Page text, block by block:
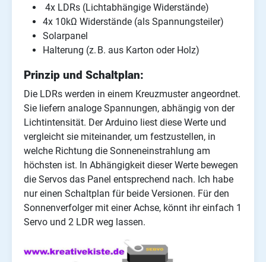
4x LDRs (Lichtabhängige Widerstände)
4x 10kΩ Widerstände (als Spannungsteiler)
Solarpanel
Halterung (z. B. aus Karton oder Holz)
Prinzip und Schaltplan:
Die LDRs werden in einem Kreuzmuster angeordnet.
Sie liefern analoge Spannungen, abhängig von der
Lichtintensität. Der Arduino liest diese Werte und
vergleicht sie miteinander, um festzustellen, in
welche Richtung die Sonneneinstrahlung am
höchsten ist. In Abhängigkeit dieser Werte bewegen
die Servos das Panel entsprechend nach. Ich habe
nur einen Schaltplan für beide Versionen. Für den
Sonnenverfolger mit einer Achse, könnt ihr einfach 1
Servo und 2 LDR weg lassen.